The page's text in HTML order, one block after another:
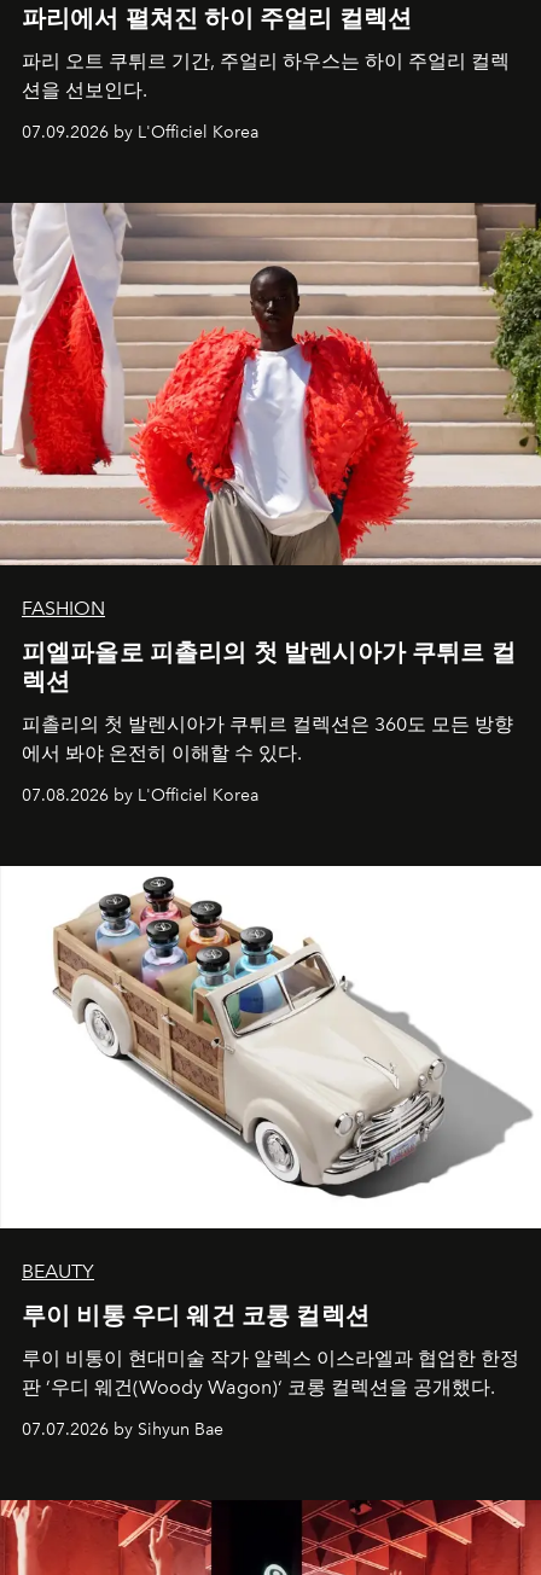
파리에서 펼쳐진 하이 주얼리 컬렉션
파리 오트 쿠튀르 기간, 주얼리 하우스는 하이 주얼리 컬렉
션을 선보인다.
07.09.2026 by L'Officiel Korea
FASHION
피엘파올로 피촐리의 첫 발렌시아가 쿠튀르 컬
렉션
피촐리의 첫 발렌시아가 쿠튀르 컬렉션은 360도 모든 방향
에서 봐야 온전히 이해할 수 있다.
07.08.2026 by L'Officiel Korea
BEAUTY
루이 비통 우디 웨건 코롱 컬렉션
루이 비통이 현대미술 작가 알렉스 이스라엘과 협업한 한정
판 ’우디 웨건(Woody Wagon)‘ 코롱 컬렉션을 공개했다.
07.07.2026 by Sihyun Bae